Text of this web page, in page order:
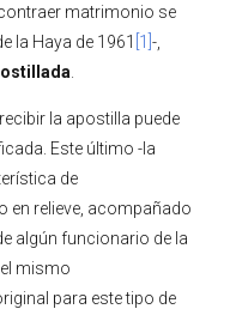
matrimonio se
la Haya de 1961 [1] -,
la apostilla puede
Este último -la
de
en relieve, acompañado
algún funcionario de la
mismo
para este tipo de